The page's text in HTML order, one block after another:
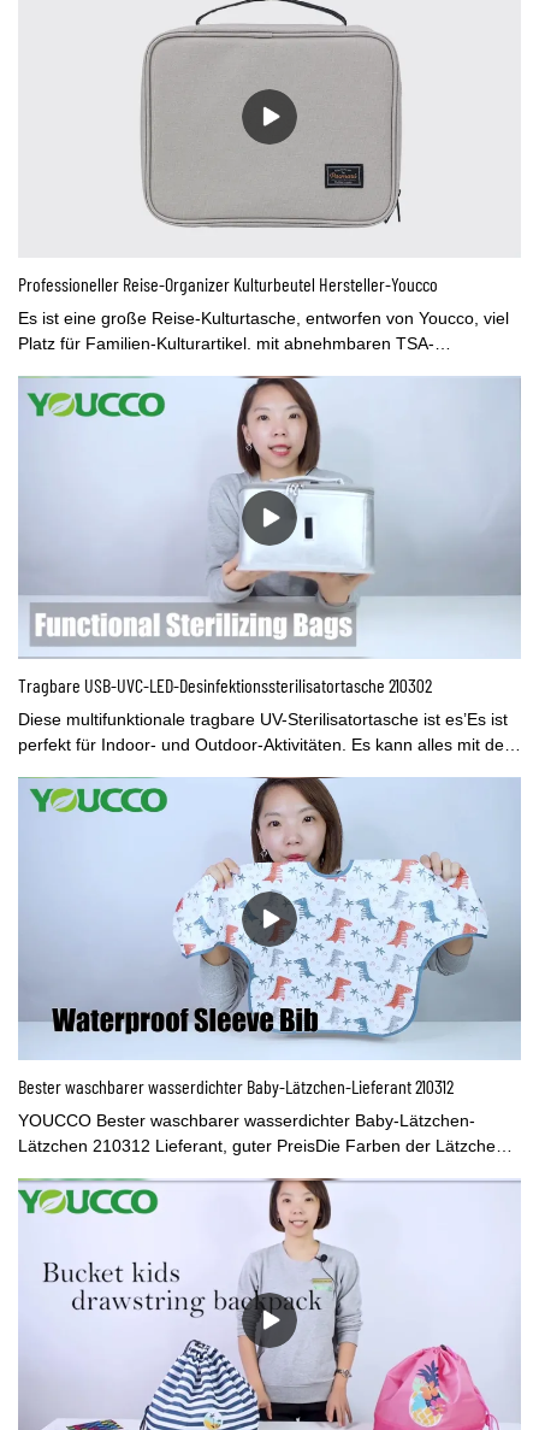
sind diese Taschen absolut praktisch. Die Einkaufstasche aus 100
% Nylon lässt sich leicht mit kaltem Wasser abwischen. Es gibt 3
verschiedene Volltonfarben, die sowohl für Männer als auch für
Frauen geeignet sind. Ziemlich schöne süße Farben sind nicht
nur toll zum Einkaufen, sie sind perfekt für den Strand, Picknicks,
Reisen, Aufbewahrung und viele weitere Gelegenheiten.
Professioneller Reise-Organizer Kulturbeutel Hersteller-Youcco
Es ist eine große Reise-Kulturtasche, entworfen von Youcco, viel
Platz für Familien-Kulturartikel. mit abnehmbaren TSA-
Make-up gehören zu Ihnen.Es war eines unserer beliebtesten
Reiseartikel.Wenn Sie daran interessiert sind, zögern Sie bitte
nicht, uns per E-Mail zu kontaktieren:bella@youcco.com.
Tragbare USB-UVC-LED-Desinfektionssterilisatortasche 210302
Diese multifunktionale tragbare UV-Sterilisatortasche ist es’Es ist
perfekt für Indoor- und Outdoor-Aktivitäten. Es kann alles mit der
schädlichen Bakteriennach dem Sterilisieren. Du kannstan eine
Macht anschließenBank, damit Sie es immer bei sich haben
können. YOUCCO hat noch viele andere funktionelle Taschen,
wie Reisetaschen, Seesäcke, Kühltaschen, Sporttaschen etc…
Bester waschbarer wasserdichter Baby-Lätzchen-Lieferant 210312
YOUCCO Bester waschbarer wasserdichter Baby-Lätzchen-
Lätzchen 210312 Lieferant, guter PreisDie Farben der Lätzchen
Es’smaus leichtem Stoff,Baby kann unser Lätzchen lange tragen,
ohne sich müde zu fühlen. Diese besten Babylätzchen 2021 sind
mit schönen Tiermustern und wasserdicht. Wir haben auch einige
andere Taschen für Kinder, wie Rucksäcke, Organizer-Taschen,
Schminktaschen, Seesäcke usw.Du’Besuchen Sie gerne den
Sonderbereich auf der YOUCCO-Website.